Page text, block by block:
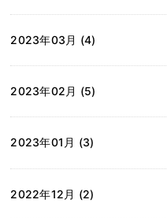
2023年03月 (4)
2023年02月 (5)
2023年01月 (3)
2022年12月 (2)